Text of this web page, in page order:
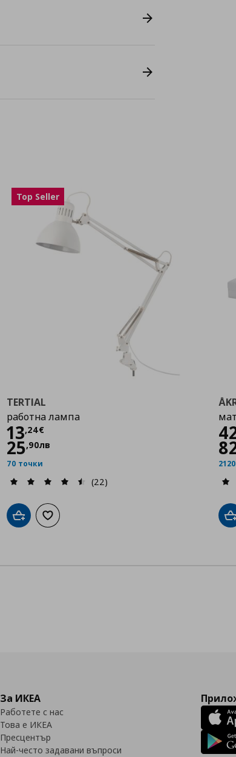
Top Seller
TERTIAL
работна лампа
13,24€
Цена
25,90лв
70 точки
(22)
Добави в кошницата
Добави към списъка с любими
За ИКЕА
Работете с нас
Това е ИКЕА
Пресцентър
Най-често задавани въпроси